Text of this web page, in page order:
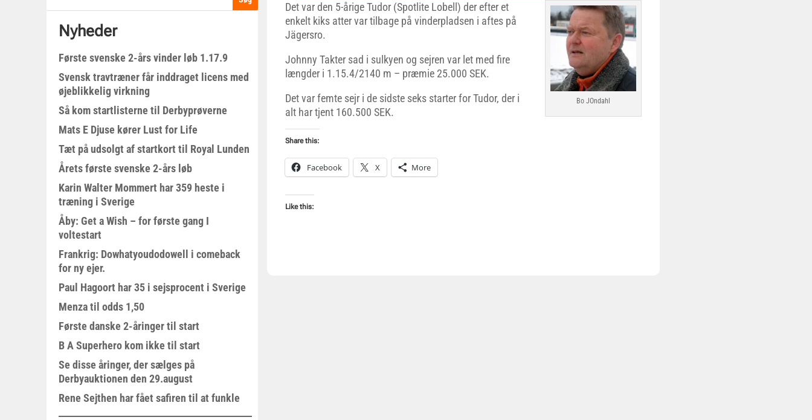
Nyheder
Første svenske 2-års vinder løb 1.17.9
Svensk travtræner får inddraget licens med
øjeblikkelig virkning
Så kom startlisterne til Derbyprøverne
Mats E Djuse kører Lust for Life
Tæt på udsolgt af startkort til Royal Lunden
Årets første svenske 2-års løb
Karin Walter Mommert har 359 heste i
træning i Sverige
Åby: Get a Wish – for første gang I
voltestart
Frankrig: Dowhatyoudodowell i comeback
for ny ejer.
Paul Hagoort har 35 i sejsprocent i Sverige
Menza til odds 1,50
Første danske 2-åringer til start
B A Superhero kom ikke til start
Se disse åringer, der sælges på
Derbyauktionen den 29.august
Rene Sejthen har fået safiren til at funkle
Bo JOndahl
Det var den 5-årige Tudor (Spotlite Lobell) der efter et
enkelt kiks atter var tilbage på vinderpladsen i aftes på
Jägersro.
Johnny Takter sad i sulkyen og sejren var let med fire
længder i 1.15.4/2140 m – præmie 25.000 SEK.
Det var femte sejr i de sidste seks starter for Tudor, der i
alt har tjent 160.500 SEK.
Share this:
Facebook X More
Like this: